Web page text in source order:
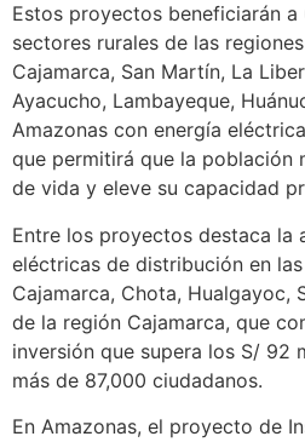
Estos proyectos beneficiarán
sectores rurales de las
Cajamarca, San Martín, La
Ayacucho, Lambayeque,
Amazonas con energía
que permitirá que la población
de vida y eleve su capacidad
Entre los proyectos destaca la
eléctricas de distribución en
Cajamarca, Chota, Hualgayoc,
de la región Cajamarca, que
inversión que supera los S/ 92
más de 87,000 ciudadanos.
En Amazonas, el proyecto de